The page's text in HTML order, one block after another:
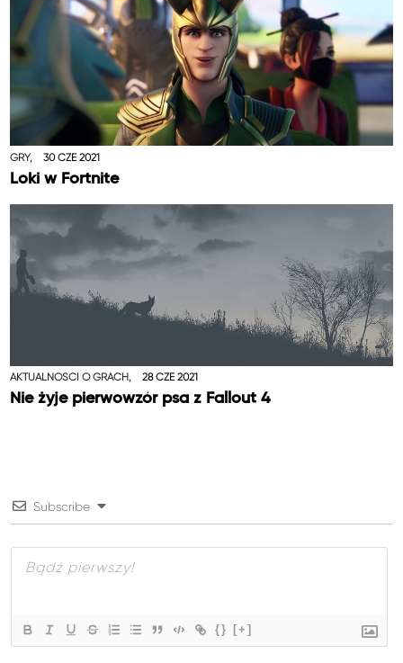
GRY, 30 CZE 2021
Loki w Fortnite
AKTUALNOŚCI O GRACH, 28 CZE 2021
Nie żyje pierwowzór psa z Fallout 4
Subscribe
{} [+]